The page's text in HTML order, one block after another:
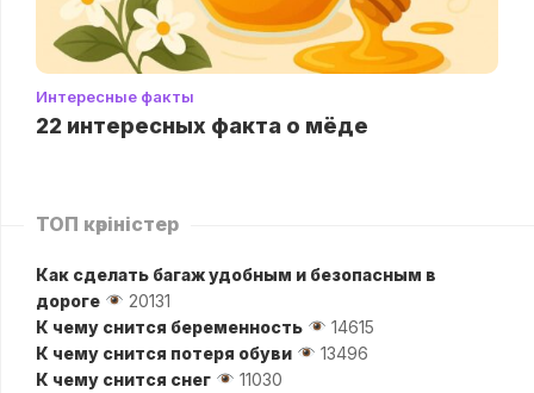
Интересные факты
22 интересных факта о мёде
ТОП көріністер
Как сделать багаж удобным и безопасным в
дороге
20131
К чему снится беременность
14615
К чему снится потеря обуви
13496
К чему снится снег
11030